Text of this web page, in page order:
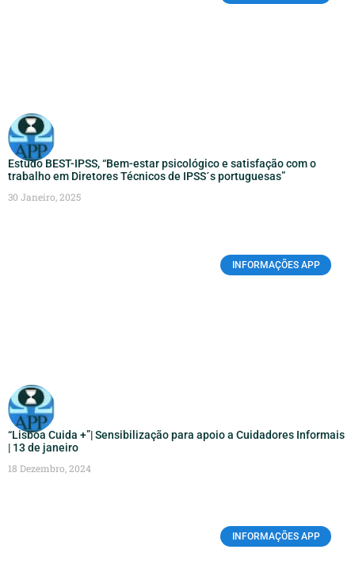
Estudo BEST-IPSS, “Bem-estar psicológico e satisfação com o
trabalho em Diretores Técnicos de IPSS´s portuguesas”
30 Janeiro, 2025
INFORMAÇÕES APP
“Lisboa Cuida +”| Sensibilização para apoio a Cuidadores Informais
| 13 de janeiro
18 Dezembro, 2024
INFORMAÇÕES APP